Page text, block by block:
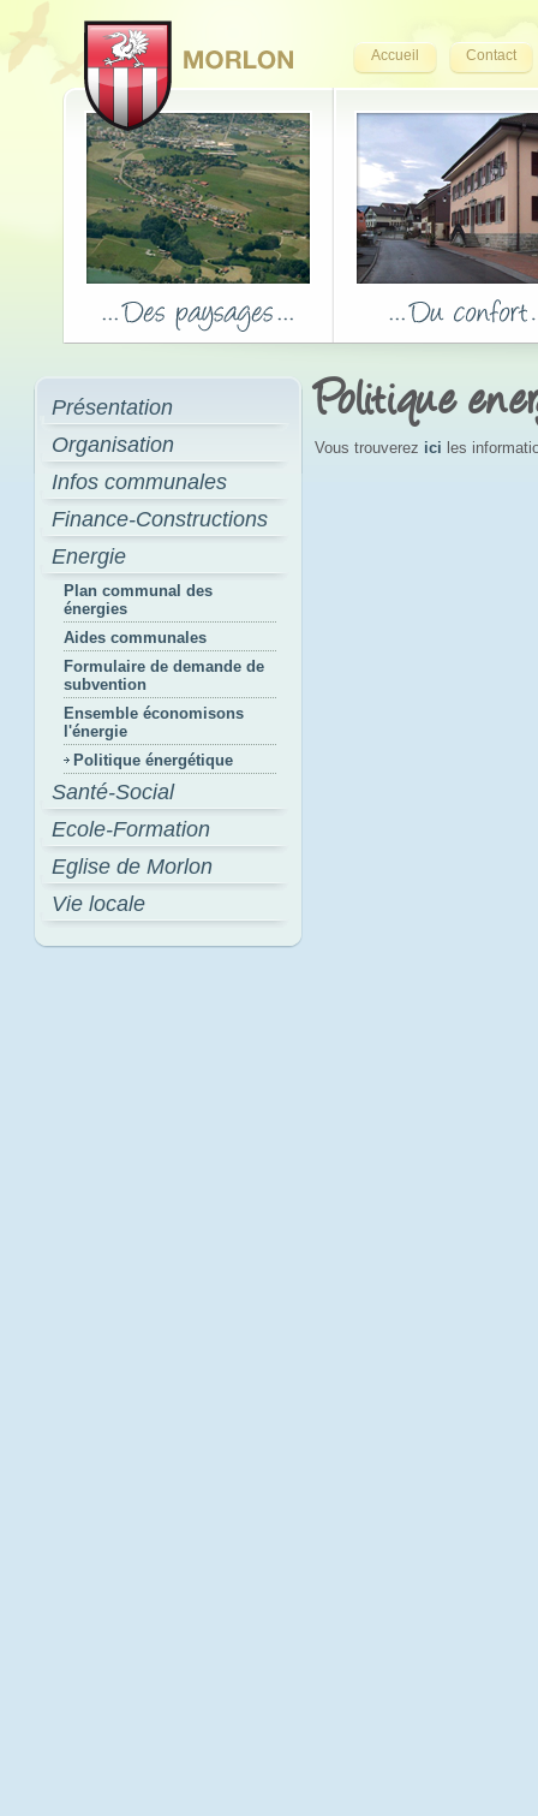
Accueil Contact
Présentation
Organisation
Infos communales
Finance-Constructions
Energie
Plan communal des
énergies
Aides communales
Formulaire de demande de
subvention
Ensemble économisons
l'énergie
Politique énergétique
Santé-Social
Ecole-Formation
Eglise de Morlon
Vie locale
Politique
Vous trouverez ici les